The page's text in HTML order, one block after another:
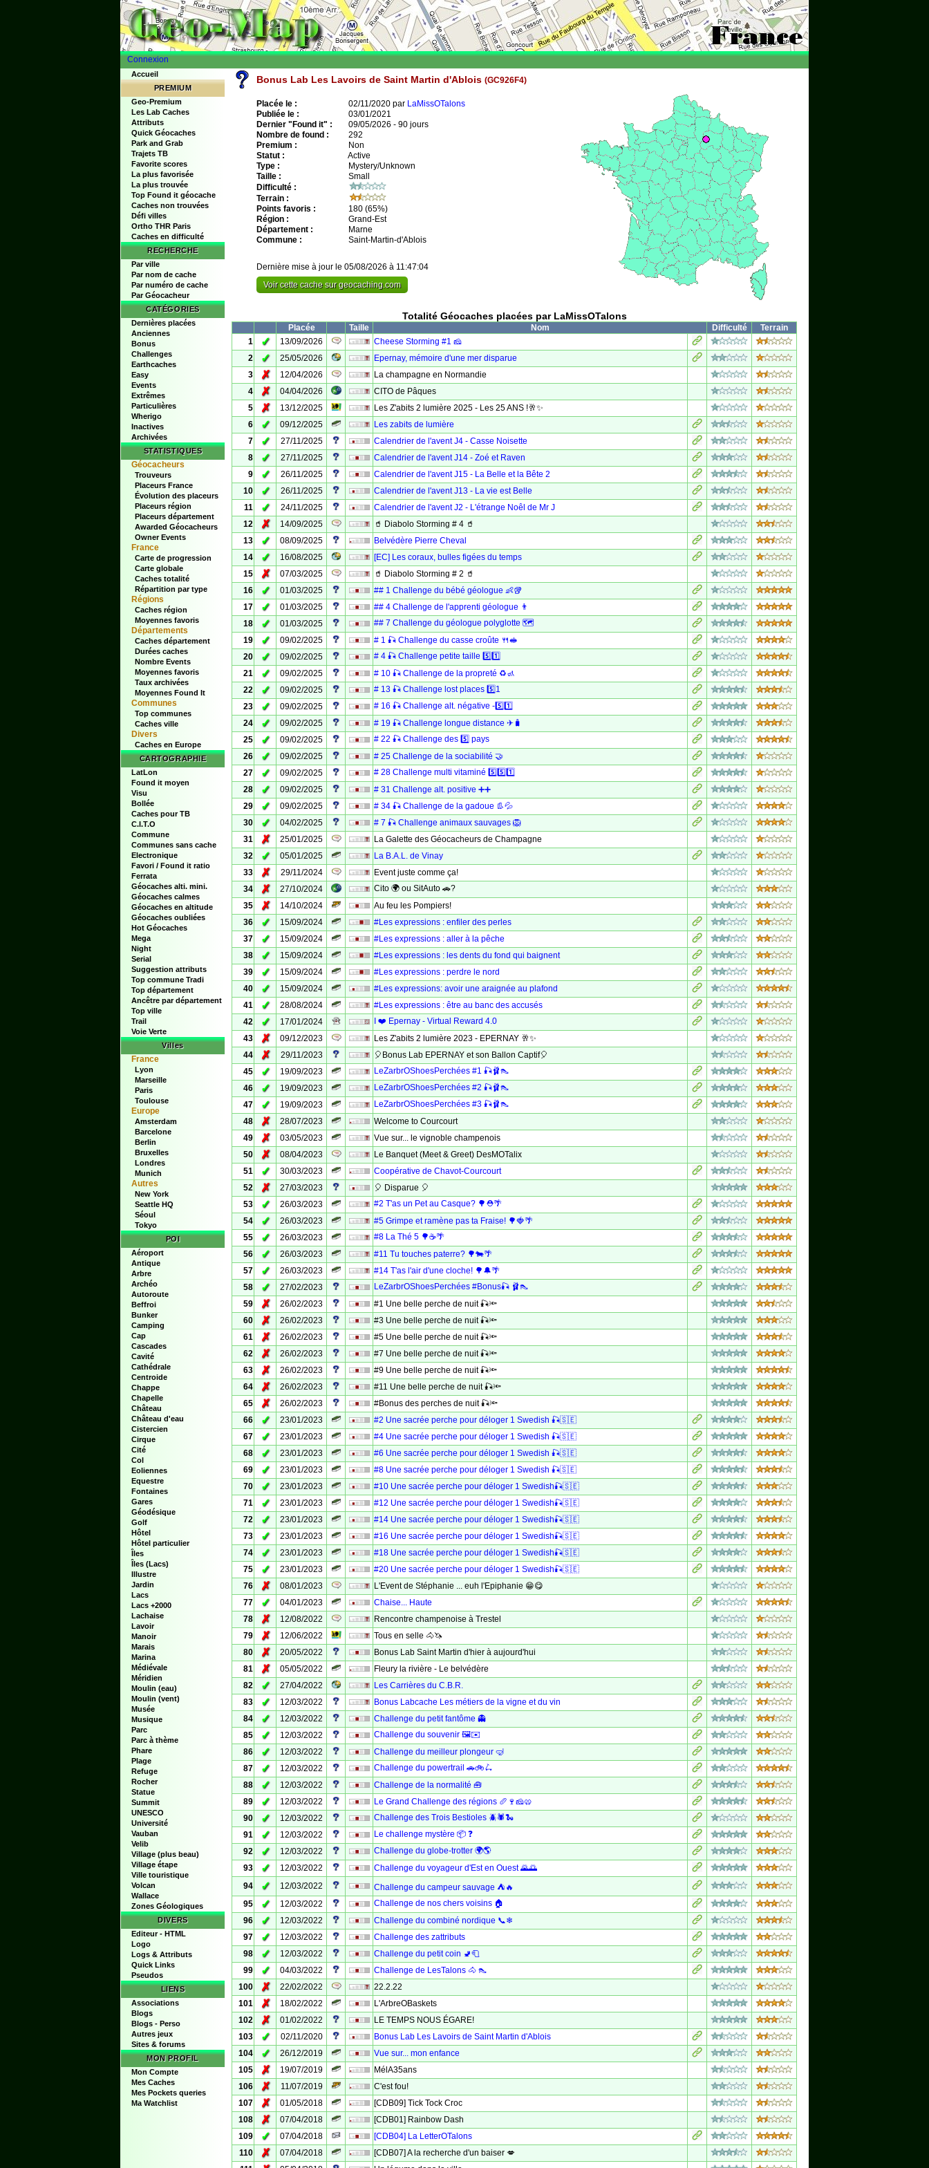
Connexion
Accueil
PREMIUM
Geo-Premium
Les Lab Caches
Attributs
Quick Géocaches
Park and Grab
Trajets TB
Favorite scores
La plus favorisée
La plus trouvée
Top Found it géocache
Caches non trouvées
Défi villes
Ortho THR Paris
Caches en difficulté
RECHERCHE
Par ville
Par nom de cache
Par numéro de cache
Par Géocacheur
CATÉGORIES
Dernières placées
Anciennes
Bonus
Challenges
Earthcaches
Easy
Events
Extrêmes
Particulières
Wherigo
Inactives
Archivées
STATISTIQUES
Géocacheurs
Trouveurs
Placeurs France
Évolution des placeurs
Placeurs région
Placeurs département
Awarded Géocacheurs
Owner Events
France
Carte de progression
Carte globale
Caches totalité
Répartition par type
Régions
Caches région
Moyennes favoris
Départements
Caches département
Durées caches
Nombre Events
Moyennes favoris
Taux archivées
Moyennes Found It
Communes
Top communes
Caches ville
Divers
Caches en Europe
CARTOGRAPHIE
LatLon
Found it moyen
Visu
Bollée
Caches pour TB
C.I.T.O
Commune
Communes sans cache
Electronique
Favori / Found it ratio
Ferrata
Géocaches alti. mini.
Géocaches calmes
Géocaches en altitude
Géocaches oubliées
Hot Géocaches
Mega
Night
Serial
Suggestion attributs
Top commune Tradi
Top département
Ancêtre par département
Top ville
Trail
Voie Verte
Villes
France
Lyon
Marseille
Paris
Toulouse
Europe
Amsterdam
Barcelone
Berlin
Bruxelles
Londres
Munich
Autres
New York
Seattle HQ
Séoul
Tokyo
POI
Aéroport
Antique
Arbre
Archéo
Autoroute
Beffroi
Bunker
Camping
Cap
Cascades
Cavité
Cathédrale
Centroide
Chappe
Chapelle
Château
Château d'eau
Cistercien
Cirque
Cité
Col
Eoliennes
Equestre
Fontaines
Gares
Géodésique
Golf
Hôtel
Hôtel particulier
Îles
Îles (Lacs)
Illustre
Jardin
Lacs
Lacs +2000
Lachaise
Lavoir
Manoir
Marais
Marina
Médiévale
Méridien
Moulin (eau)
Moulin (vent)
Musée
Musique
Parc
Parc à thème
Phare
Plage
Refuge
Rocher
Statue
Summit
UNESCO
Université
Vauban
Velib
Village (plus beau)
Village étape
Ville touristique
Volcan
Wallace
Zones Géologiques
DIVERS
Editeur - HTML
Logo
Logs & Attributs
Quick Links
Pseudos
LIENS
Associations
Blogs
Blogs - Perso
Autres jeux
Sites & forums
MON PROFIL
Mon Compte
Mes Caches
Mes Pockets queries
Ma Watchlist
Bonus Lab Les Lavoirs de Saint Martin d'Ablois (GC926F4)
Placée le : 02/11/2020 par LaMissOTalons
Publiée le :
03/01/2021
Dernier "Found it" :
09/05/2026 - 90 jours
Nombre de found :
292
Premium :
Non
Statut :
Active
Type :
Mystery/Unknown
Taille :
Small
Difficulté :
Terrain :
Points favoris :
180 (65%)
Région :
Grand-Est
Département :
Marne
Commune :
Saint-Martin-d'Ablois
Dernière mise à jour le 05/08/2026 à 11:47:04
Voir cette cache sur geocaching.com
Totalité Géocaches placées par LaMissOTalons
Placée Taille Nom Difficulté
Terrain
1
✓ 13/09/2026
Cheese Storming #1 🧀
2
✓ 25/05/2026
Epernay, mémoire d'une mer disparue
3
✗ 12/04/2026
La champagne en Normandie
4
✗ 04/04/2026
CITO de Pâques
5
✗ 13/12/2025
Les Z'abits 2 lumière 2025 - Les 25 ANS !🥂✨
6
✓ 09/12/2025
Les zabits de lumière
7
✓ 27/11/2025
Calendrier de l'avent J4 - Casse Noisette
8
✓ 27/11/2025
Calendrier de l'avent J14 - Zoé et Raven
9
✓ 26/11/2025
Calendrier de l'avent J15 - La Belle et la Bête 2
10
✓ 26/11/2025
Calendrier de l'avent J13 - La vie est Belle
11
✓ 24/11/2025
Calendrier de l'avent J2 - L'étrange Noêl de Mr J
12
✗ 14/09/2025
🥤 Diabolo Storming # 4 🥤
13
✓ 08/09/2025
Belvédère Pierre Cheval
14
✓ 16/08/2025
[EC] Les coraux, bulles figées du temps
15
✗ 07/03/2025
🥤 Diabolo Storming # 2 🥤
16
✓ 01/03/2025
## 1 Challenge du bébé géologue 👶🥡
17
✓ 01/03/2025
## 4 Challenge de l'apprenti géologue 👨
18
✓ 01/03/2025
## 7 Challenge du géologue polyglotte 🗺
19
✓ 09/02/2025
# 1 🎣 Challenge du casse croûte 🍴🥪
20
✓ 09/02/2025
# 4 🎣 Challenge petite taille 5️⃣1️⃣
21
✓ 09/02/2025
# 10 🎣 Challenge de la propreté ♻🚮
22
✓ 09/02/2025
# 13 🎣 Challenge lost places 5️⃣1️
23
✓ 09/02/2025
# 16 🎣 Challenge alt. négative -5️⃣1️⃣
24
✓ 09/02/2025
# 19 🎣 Challenge longue distance ✈🧳
25
✓ 09/02/2025
# 22 🎣 Challenge des 5️⃣ pays
26
✓ 09/02/2025
# 25 Challenge de la sociabilité 🤝
27
✓ 09/02/2025
# 28 Challenge multi vitaminé 5️⃣5️⃣1️⃣
28
✓ 09/02/2025
# 31 Challenge alt. positive ➕➕
29
✓ 09/02/2025
# 34 🎣 Challenge de la gadoue 👢💦
30
✓ 04/02/2025
# 7 🎣 Challenge animaux sauvages 🦁
31
✗ 25/01/2025
La Galette des Géocacheurs de Champagne
32
✓ 05/01/2025
La B.A.L. de Vinay
33
✗ 29/11/2024
Event juste comme ça!
34
✗ 27/10/2024
Cito 🌍 ou SitAuto 🚗?
35
✗ 14/10/2024
Au feu les Pompiers!
36
✓ 15/09/2024
#Les expressions : enfiler des perles
37
✓ 15/09/2024
#Les expressions : aller à la pêche
38
✓ 15/09/2024
#Les expressions : les dents du fond qui baignent
39
✓ 15/09/2024
#Les expressions : perdre le nord
40
✓ 15/09/2024
#Les expressions: avoir une araignée au plafond
41
✓ 28/08/2024
#Les expressions : être au banc des accusés
42
✓ 17/01/2024
I ❤️ Epernay - Virtual Reward 4.0
43
✗ 09/12/2023
Les Z'abits 2 lumière 2023 - EPERNAY 🥂✨
44
✗ 29/11/2023
🎈Bonus Lab EPERNAY et son Ballon Captif🎈
45
✓ 19/09/2023
LeZarbrOShoesPerchées #1 🎣🩰👠
46
✓ 19/09/2023
LeZarbrOShoesPerchées #2 🎣🩰👠
47
✓ 19/09/2023
LeZarbrOShoesPerchées #3 🎣🩰👠
48
✗ 28/07/2023
Welcome to Courcourt
49
✗ 03/05/2023
Vue sur... le vignoble champenois
50
✗ 08/04/2023
Le Banquet (Meet & Greet) DesMOTalix
51
✓ 30/03/2023
Coopérative de Chavot-Courcourt
52
✗ 27/03/2023
🎈 Disparue 🎈
53
✓ 26/03/2023
#2 T'as un Pet au Casque? 🌳⛑🌴
54
✓ 26/03/2023
#5 Grimpe et ramène pas ta Fraise! 🌳🍓🌴
55
✓ 26/03/2023
#8 La Thé 5 🌳☕🌴
56
✓ 26/03/2023
#11 Tu touches paterre? 🌳🐄🌴
57
✓ 26/03/2023
#14 T'as l'air d'une cloche! 🌳🔔🌴
58
✓ 27/02/2023
LeZarbrOShoesPerchées #Bonus🎣 🩰👠
59
✗ 26/02/2023
#1 Une belle perche de nuit 🎣🔦
60
✗ 26/02/2023
#3 Une belle perche de nuit 🎣🔦
61
✗ 26/02/2023
#5 Une belle perche de nuit 🎣🔦
62
✗ 26/02/2023
#7 Une belle perche de nuit 🎣🔦
63
✗ 26/02/2023
#9 Une belle perche de nuit 🎣🔦
64
✗ 26/02/2023
#11 Une belle perche de nuit 🎣🔦
65
✗ 26/02/2023
#Bonus des perches de nuit 🎣🔦
66
✓ 23/01/2023
#2 Une sacrée perche pour déloger 1 Swedish 🎣🇸🇪
67
✓ 23/01/2023
#4 Une sacrée perche pour déloger 1 Swedish 🎣🇸🇪
68
✓ 23/01/2023
#6 Une sacrée perche pour déloger 1 Swedish 🎣🇸🇪
69
✓ 23/01/2023
#8 Une sacrée perche pour déloger 1 Swedish 🎣🇸🇪
70
✓ 23/01/2023
#10 Une sacrée perche pour déloger 1 Swedish🎣🇸🇪
71
✓ 23/01/2023
#12 Une sacrée perche pour déloger 1 Swedish🎣🇸🇪
72
✓ 23/01/2023
#14 Une sacrée perche pour déloger 1 Swedish🎣🇸🇪
73
✓ 23/01/2023
#16 Une sacrée perche pour déloger 1 Swedish🎣🇸🇪
74
✓ 23/01/2023
#18 Une sacrée perche pour déloger 1 Swedish🎣🇸🇪
75
✓ 23/01/2023
#20 Une sacrée perche pour déloger 1 Swedish🎣🇸🇪
76
✗ 08/01/2023
L'Event de Stéphanie ... euh l'Epiphanie 😁😋
77
✓ 04/01/2023
Chaise... Haute
78
✗ 12/08/2022
Rencontre champenoise à Trestel
79
✗ 12/06/2022
Tous en selle 🐴🦄
80
✗ 20/05/2022
Bonus Lab Saint Martin d'hier à aujourd'hui
81
✗ 05/05/2022
Fleury la rivière - Le belvédère
82
✓ 27/04/2022
Les Carrières du C.B.R.
83
✓ 12/03/2022
Bonus Labcache Les métiers de la vigne et du vin
84
✓ 12/03/2022
Challenge du petit fantôme 👻
85
✓ 12/03/2022
Challenge du souvenir 🖼✉
86
✓ 12/03/2022
Challenge du meilleur plongeur 🤿
87
✓ 12/03/2022
Challenge du powertrail 🚗🚲🛴
88
✓ 12/03/2022
Challenge de la normalité 🧰
89
✓ 12/03/2022
Le Grand Challenge des régions 🥖🍷🧀🥨
90
✓ 12/03/2022
Challenge des Trois Bestioles 🪲🕷️🐍
91
✓ 12/03/2022
Le challenge mystère 📦 ❓
92
✓ 12/03/2022
Challenge du globe-trotter 🌍🌎
93
✓ 12/03/2022
Challenge du voyageur d'Est en Ouest 🌄🌅
94
✓ 12/03/2022
Challenge du campeur sauvage ⛺🔥
95
✓ 12/03/2022
Challenge de nos chers voisins 🏠
96
✓ 12/03/2022
Challenge du combiné nordique 📞❄
97
✓ 12/03/2022
Challenge des zattributs
98
✓ 12/03/2022
Challenge du petit coin 🚽🧻
99
✓ 04/03/2022
Challenge de LesTalons 🐴 👠
100
✗ 22/02/2022
22.2.22
101
✗ 18/02/2022
L'ArbreOBaskets
102
✗ 01/02/2022
LE TEMPS NOUS ÉGARE!
103
✓ 02/11/2020
Bonus Lab Les Lavoirs de Saint Martin d'Ablois
104
✓ 26/12/2019
Vue sur... mon enfance
105
✗ 19/07/2019
MélA35ans
106
✗ 11/07/2019
C'est fou!
107
✗ 01/05/2018
[CDB09] Tick Tock Croc
108
✗ 07/04/2018
[CDB01] Rainbow Dash
109
✓ 07/04/2018
[CDB04] La LetterOTalons
110
✗ 07/04/2018
[CDB07] A la recherche d'un baiser 💋